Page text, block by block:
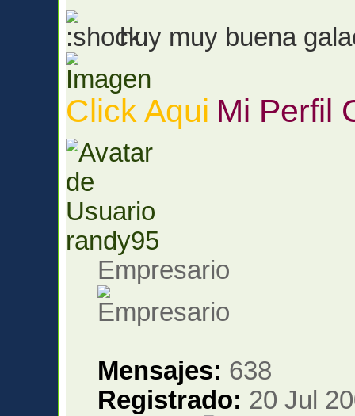
huy muy buena
Click Aqui Mi Perfil
randy95
Empresario
Mensajes: 638
Registrado: 20 Jul